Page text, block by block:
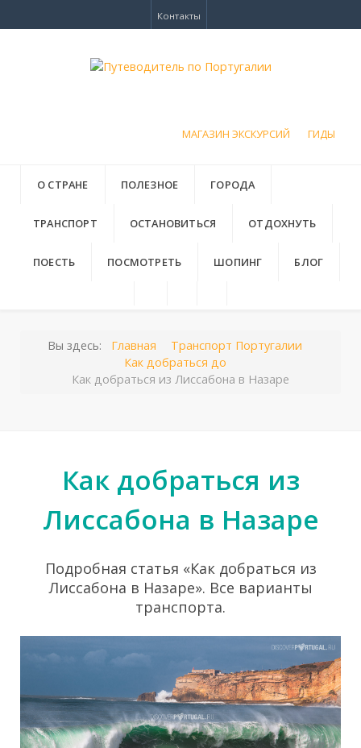
Контакты
МАГАЗИН ЭКСКУРСИЙ ГИДЫ
О СТРАНЕ ПОЛЕЗНОЕ ГОРОДА
ТРАНСПОРТ ОСТАНОВИТЬСЯ ОТДОХНУТЬ
ПОЕСТЬ ПОСМОТРЕТЬ ШОПИНГ БЛОГ
Вы здесь: Главная
Транспорт Португалии
Как добраться до
Как добраться из Лиссабона в Назаре
Как добраться из
Лиссабона в Назаре
Подробная статья «Как добраться из
Лиссабона в Назаре». Все варианты
транспорта.